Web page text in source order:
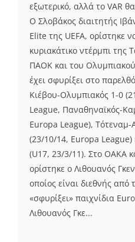
εξωτερικό, αλλά το VAR
Ο Σλοβάκος διαιτητής
Elite της UEFA, ορίστηκε
κυριακάτικο ντέρμπι της
ΠΑΟΚ και του
έχει σφυρίξει στο
Κιέβου-Ολυμπιακός 1-0
League, Παναθηναϊκός-
Europa League), Τότεναμ-
(23/10/14, Europa League)
(U17, 23/3/11). Στο ΟΑΚΑ
ορίστηκε ο Λιθουανός
οποίος είναι διεθνής από
«σφυρίξει» παιχνίδια
Λιθουανός Γκε...